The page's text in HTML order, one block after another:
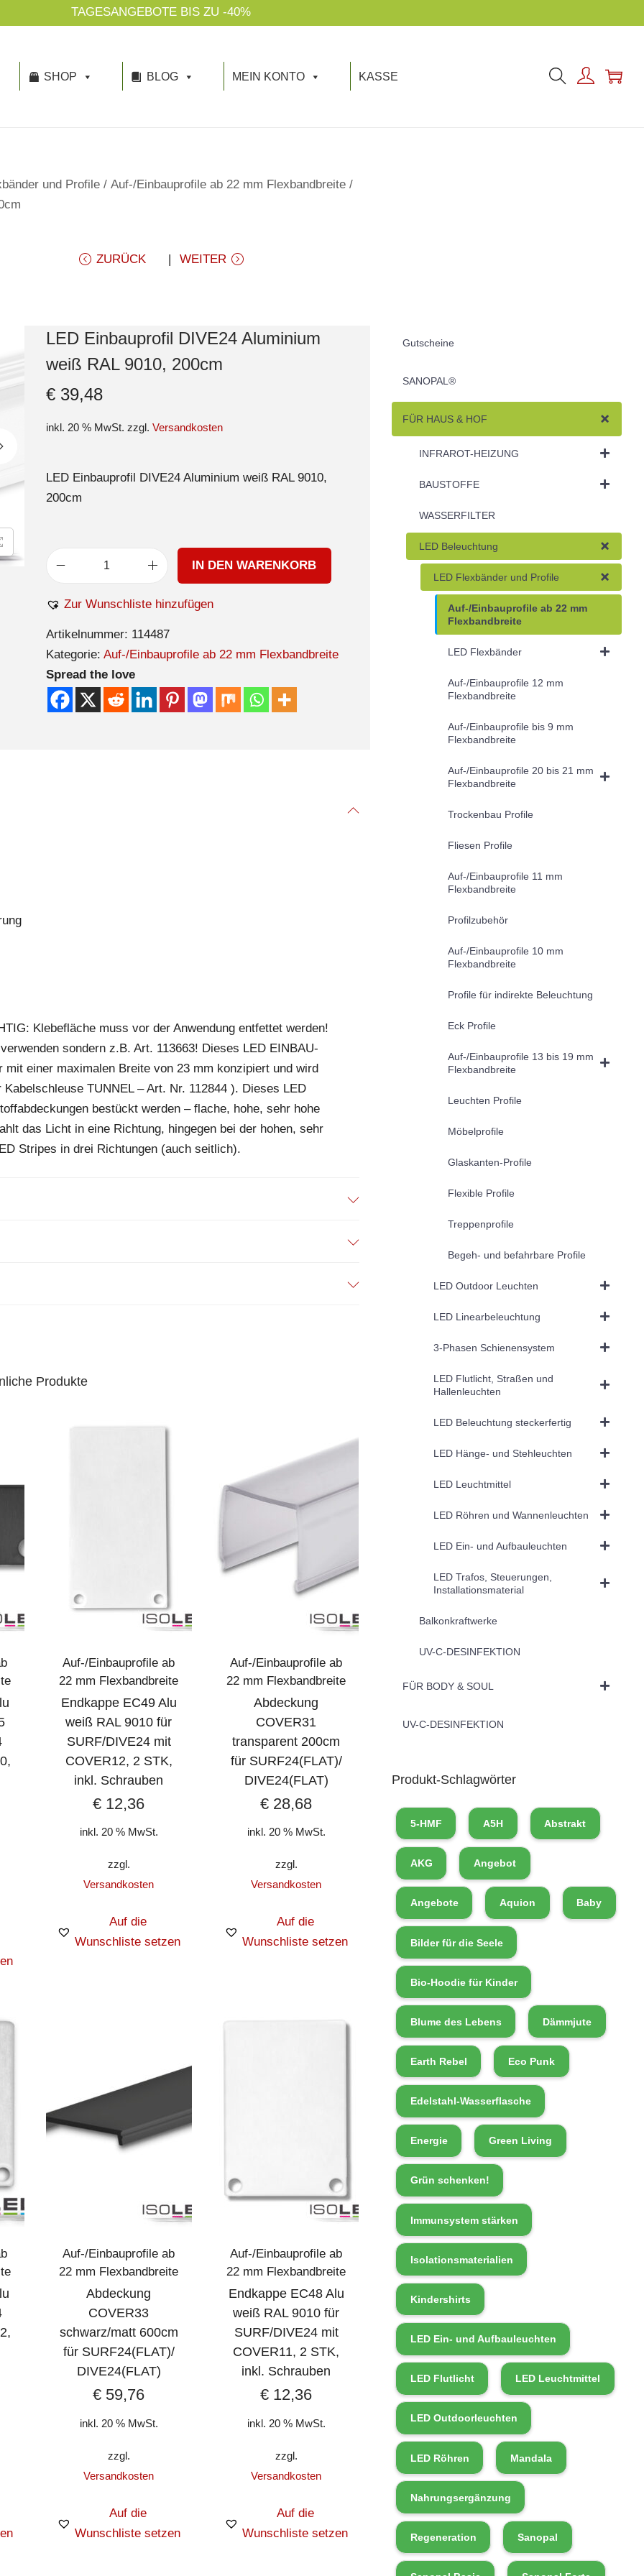
TAGESANGEBOTE BIS ZU -40%
SHOP BLOG MEIN KONTO KASSE
und Profile / Auf-/Einbauprofile ab 22 mm Flexbandbreite /
ZURÜCK WEITER
LED Einbauprofil DIVE24 Aluminium
weiß RAL 9010, 200cm
€39,48
inkl. 20 % MwSt. zzgl. Versandkosten
LED Einbauprofil DIVE24 Aluminium weiß RAL 9010,
200cm
IN DEN WARENKORB
Zur Wunschliste hinzufügen
Artikelnummer: 114487
Kategorie: Auf-/Einbauprofile ab 22 mm Flexbandbreite
Spread the love
Klebefläche muss vor der Anwendung entfettet werden!
sondern z.B. Art. 113663! Dieses LED EINBAU-
einer maximalen Breite von 23 mm konzipiert und wird
TUNNEL – Art. Nr. 112844 ). Dieses LED
bestückt werden – flache, hohe, sehr hohe
das Licht in eine Richtung, hingegen bei der hohen, sehr
Stripes in drei Richtungen (auch seitlich).
Produkte
Auf-/Einbauprofile ab
22 mm Flexbandbreite
Endkappe EC49 Alu
weiß RAL 9010 für
SURF/DIVE24 mit
COVER12, 2 STK,
inkl. Schrauben
€ 12,36
inkl. 20 % MwSt.
zzgl.
Versandkosten
Auf die
Wunschliste setzen
Auf-/Einbauprofile ab
22 mm Flexbandbreite
Abdeckung
COVER31
transparent 200cm
für SURF24(FLAT)/
DIVE24(FLAT)
€ 28,68
inkl. 20 % MwSt.
zzgl.
Versandkosten
Auf die
Wunschliste setzen
Auf-/Einbauprofile ab
22 mm Flexbandbreite
Abdeckung
COVER33
schwarz/matt 600cm
für SURF24(FLAT)/
DIVE24(FLAT)
€ 59,76
inkl. 20 % MwSt.
zzgl.
Versandkosten
Auf die
Wunschliste setzen
Auf-/Einbauprofile ab
22 mm Flexbandbreite
Endkappe EC48 Alu
weiß RAL 9010 für
SURF/DIVE24 mit
COVER11, 2 STK,
inkl. Schrauben
€ 12,36
inkl. 20 % MwSt.
zzgl.
Versandkosten
Auf die
Wunschliste setzen
Gutscheine
SANOPAL®
FÜR HAUS & HOF
INFRAROT-HEIZUNG
BAUSTOFFE
WASSERFILTER
LED Beleuchtung
LED Flexbänder und Profile
Auf-/Einbauprofile ab 22 mm
Flexbandbreite
LED Flexbänder
Auf-/Einbauprofile 12 mm
Flexbandbreite
Auf-/Einbauprofile bis 9 mm
Flexbandbreite
Auf-/Einbauprofile 20 bis 21 mm
Flexbandbreite
Trockenbau Profile
Fliesen Profile
Auf-/Einbauprofile 11 mm
Flexbandbreite
Profilzubehör
Auf-/Einbauprofile 10 mm
Flexbandbreite
Profile für indirekte Beleuchtung
Eck Profile
Auf-/Einbauprofile 13 bis 19 mm
Flexbandbreite
Leuchten Profile
Möbelprofile
Glaskanten-Profile
Flexible Profile
Treppenprofile
Begeh- und befahrbare Profile
LED Outdoor Leuchten
LED Linearbeleuchtung
3-Phasen Schienensystem
LED Flutlicht, Straßen und
Hallenleuchten
LED Beleuchtung steckerfertig
LED Hänge- und Stehleuchten
LED Leuchtmittel
LED Röhren und Wannenleuchten
LED Ein- und Aufbauleuchten
LED Trafos, Steuerungen,
Installationsmaterial
Balkonkraftwerke
UV-C-DESINFEKTION
FÜR BODY & SOUL
UV-C-DESINFEKTION
Produkt-Schlagwörter
5-HMF A5H Abstrakt
AKG Angebot
Angebote Aquion Baby
Bilder für die Seele
Bio-Hoodie für Kinder
Blume des Lebens Dämmjute
Earth Rebel Eco Punk
Edelstahl-Wasserflasche
Energie Green Living
Grün schenken!
Immunsystem stärken
Isolationsmaterialien
Kindershirts
LED Ein- und Aufbauleuchten
LED Flutlicht LED Leuchtmittel
LED Outdoorleuchten
LED Röhren Mandala
Nahrungsergänzung
Regeneration Sanopal